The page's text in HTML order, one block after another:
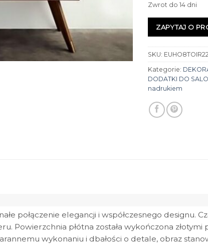
Zwrot do 14 dni
ZAPYTAJ O
SKU:
Kategorie:
DODATKI DO
nadrukiem
połączenie elegancji i współczesnego designu.
Powierzchnia płótna została wykończona
wykonaniu i dbałości o detale, obraz